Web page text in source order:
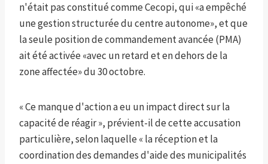
n'était pas constitué comme Cecopi, qui «a empêché
une gestion structurée du centre autonome», et que
la seule position de commandement avancée (PMA)
ait été activée «avec un retard et en dehors de la
zone affectée» du 30 octobre.
« Ce manque d'action a eu un impact direct sur la
capacité de réagir », prévient-il de cette accusation
particulière, selon laquelle « la réception et la
coordination des demandes d'aide des municipalités